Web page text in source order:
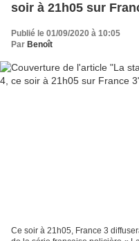
soir à 21h05 sur
Publié le 01/09/2020 à 10:05
Par Benoît
Ce soir à 21h05, France 3